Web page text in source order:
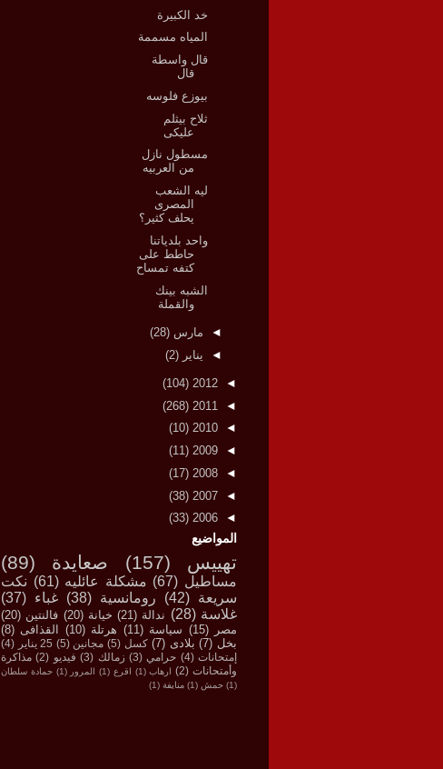
خد الكبيرة
المياه مسممة
قال واسطة
قال
بيوزع فلوسه
ثلاح بيثلم
عليكى
مسطول نازل
من العربيه
ليه الشعب
المصرى
يحلف كثير؟
واحد بلدياتنا
حاطط على
كتفه تمساح
الشبه بينك
والقملة
◄ مارس (28)
◄ يناير (2)
◄
2012
(104)
◄
2011
(268)
◄
2010
(10)
◄
2009
(11)
◄
2008
(17)
◄
2007
(38)
◄
2006
(33)
المواضيع
تهييس (157) صعايدة (89)
مساطيل (67) مشكلة عائليه (61) نكت
سريعة (42) رومانسية (38) غباء (37)
غلاسة (28) ندالة (21) خيانة (20) فالنتين (20)
مصر
(15) سياسة (11) هرتلة (10) القذافى (8)
بخل (7) بلادى (7) كسل (5) مجانين (5) 25 يناير
(4)
إمتحانات (4) حرامي (3) زمالك (3) فيديو (2) مذاكرة
وأمتحانات (2) ارهاب (1) اقرع (1) المرور (1) حمادة سلطان
(1) حمش (1) منايفة (1)